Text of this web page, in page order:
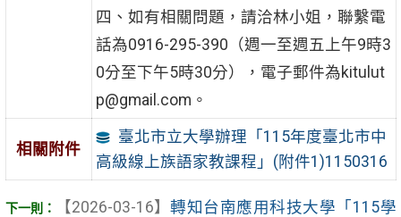
四、如有相關問題，請洽林小姐，聯繫電
話為0916-295-390（週一至週五上午9時3
0分至下午5時30分），電子郵件為kitulut
p@gmail.com。
相關附件
臺北市立大學辦理「115年度臺北市中
高級線上族語家教課程」(附件1)1150316
【2026-03-16】 轉知台南應用科技大學「115學